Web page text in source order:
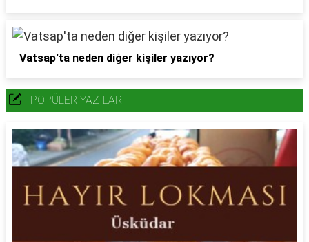
Vatsap'ta neden diğer kişiler yazıyor?
POPÜLER YAZILAR